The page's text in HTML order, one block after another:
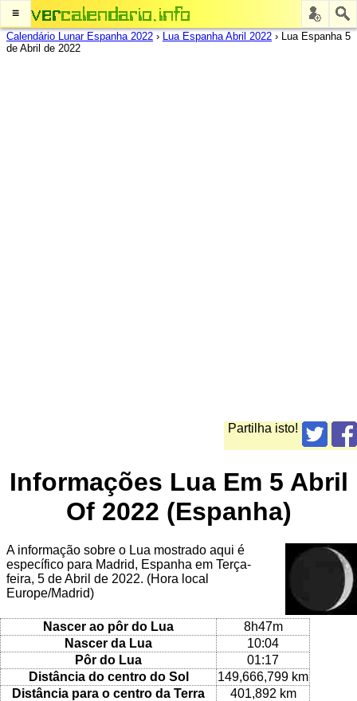
≡
Calendário Lunar Espanha 2022 › Lua Espanha Abril 2022 › Lua Espanha 5
de Abril de 2022
Partilha isto!
Informações Lua Em 5 Abril
Of 2022 (Espanha)
A informação sobre o Lua mostrado aqui é
específico para Madrid, Espanha em Terça-
feira, 5 de Abril de 2022. (Hora local
Europe/Madrid)
Nascer ao pôr do Lua
8h47m
Nascer da Lua
10:04
Pôr do Lua
01:17
Distância do centro do Sol
149,666,799 km
Distância para o centro da Terra
401,892 km